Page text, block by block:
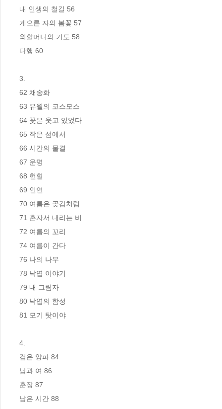
내 인생의 철길 56
게으른 자의 봄꽃 57
외할머니의 기도 58
다행 60
3.
62 채송화
63 유월의 코스모스
64 꽃은 웃고 있었다
65 작은 섬에서
66 시간의 물결
67 운명
68 헌혈
69 인연
70 여름은 곶감처럼
71 혼자서 내리는 비
72 여름의 꼬리
74 여름이 간다
76 나의 나무
78 낙엽 이야기
79 내 그림자
80 낙엽의 함성
81 모기 탓이야
4.
검은 양파 84
남과 여 86
훈장 87
남은 시간 88